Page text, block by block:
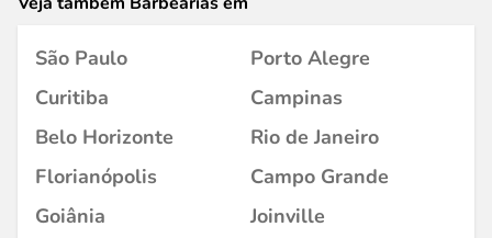
São Paulo
Porto Alegre
Curitiba
Campinas
Belo Horizonte
Rio de Janeiro
Florianópolis
Campo Grande
Goiânia
Joinville